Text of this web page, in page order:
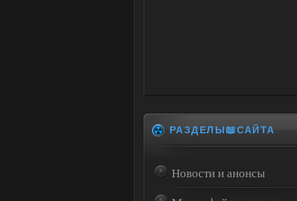
РАЗДЕЛЫ📖САЙТА
Новости и анонсы